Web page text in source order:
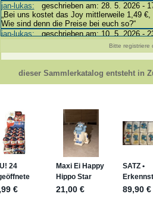
jan-lukas: geschrieben am: 28. 5. 2026 -
„Bei uns kostet das Joy mittlerweile 1,49
Wie sind denn die Preise bei euch so?“
jan-lukas:geschrieben am: 10. 5. 2026 -
Bonsaipanther:geschrieben am: 10. 5.
@ Harald
https://www.ue-ei-portal-
Dein Enkel sollte zur Strafe die nächsten
Für die Figuren VC307, 310, 318 und 326
mein Enkel hat die leider weggeworfen
jan-lukas:
geschrieben am: 29. 4. 2026 -
https://www.ferrero-
sammelspass.de/einladung/
jan-lukas:
geschrieben am: 28. 4. 2026 -
stimmt, jetzt fällt es mir auch ein
*Bussi*
Bonsaipanther:
geschrieben am: 28. 4.
So habe ich das in Erinnerung ... oder?
Bitte registriere
dieser Sammlerkatalog entsteht in